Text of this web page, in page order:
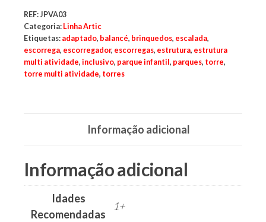
espaços
verdes,
espaços
públicos,
cidades,
cidade,
manutenções
REF:JPVA03
Categoria: Linha Artic
Etiquetas: adaptado, balancé, brinquedos, escalada,
escorrega, escorregador, escorregas, estrutura, estrutura
multi atividade, inclusivo, parque infantil , parques, torre,
torre multi atividade, torres
Informação adicional
Informação adicional
Idades
Recomendadas
1+